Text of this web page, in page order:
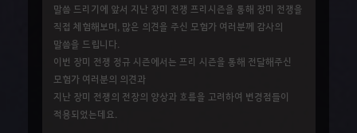
말씀 드리기에 앞서 지난 장미 전쟁 프리시즌을 통해 장미 전쟁을
직접 체험해보며, 많은 의견을 주신 모험가 여러분께 감사의
말씀을 드립니다.
이번 장미 전쟁 정규 시즌에서는 프리 시즌을 통해 전달해주신
모험가 여러분의 의견과
지난 장미 전쟁의 전장의 양상과 흐름을 고려하여 변경점들이
적용되었는데요.